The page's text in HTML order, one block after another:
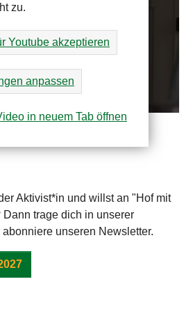
zu.
Youtube akzeptieren
anpassen
in neuem Tab öffnen
Aktivist*in und willst an "Hof mit
trage dich in unserer
unseren Newsletter.